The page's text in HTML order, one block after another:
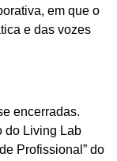
em que o
e das vozes
encerradas.
do Living Lab
Profissional” do